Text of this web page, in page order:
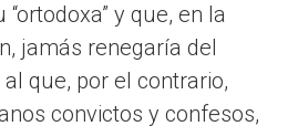
“ortodoxa” y que, en la
jamás renegaría del
que, por el contrario,
convictos y confesos,